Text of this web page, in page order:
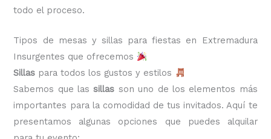
todo el proceso.
Tipos de mesas y sillas para fiestas en Extremadura
Insurgentes que ofrecemos
Sillas para todos los gustos y estilos
Sabemos que lassillas son uno de los elementos más
importantes para la comodidad de tus invitados. Aquí te
presentamos algunas opciones que puedes alquilar